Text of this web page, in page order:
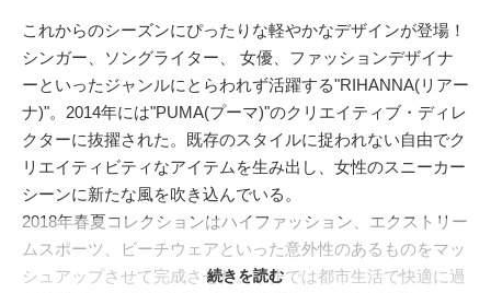
これからのシーズンにぴったりな軽やかなデザインが登場！
シンガー、ソングライター、 女優、ファッションデザイナ
ーといったジャンルにとらわれず活躍する"RIHANNA(リアー
ナ)"。2014年には"PUMA(プーマ)"のクリエイティブ・ディレ
クターに抜擢された。既存のスタイルに捉われない自由でク
リエイティビティなアイテムを生み出し、女性のスニーカー
シーンに新たな風を吹き込んでいる。
2018年春夏コレクションはハイファッション、エクストリー
ムスポーツ、ビーチウェアといった意外性のあるものをマッ
シュアップさせて完成させた。本作では都市生活で快適に過
続きを読む